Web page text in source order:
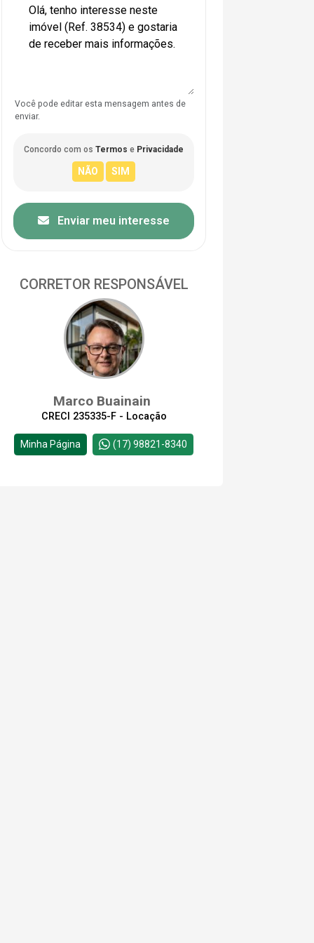
Você pode editar esta mensagem antes de
enviar.
Concordo com os Termos e Privacidade
Enviar meu interesse
CORRETOR RESPONSÁVEL
Marco Buainain
CRECI 235335-F - Locação
Minha Página (17) 98821-8340